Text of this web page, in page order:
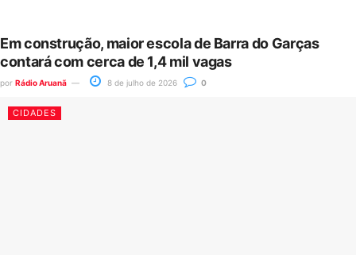
Em construção, maior escola de Barra do Garças
contará com cerca de 1,4 mil vagas
por Rádio Aruanã 8 de julho de 2026 0
CIDADES